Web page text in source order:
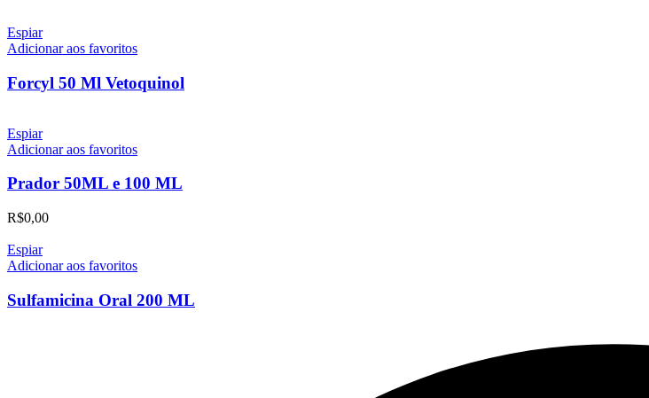
Espiar
Adicionar aos favoritos
Forcyl 50 Ml Vetoquinol
Espiar
Adicionar aos favoritos
Prador 50ML e 100 ML
R$0,00
Espiar
Adicionar aos favoritos
Sulfamicina Oral 200 ML